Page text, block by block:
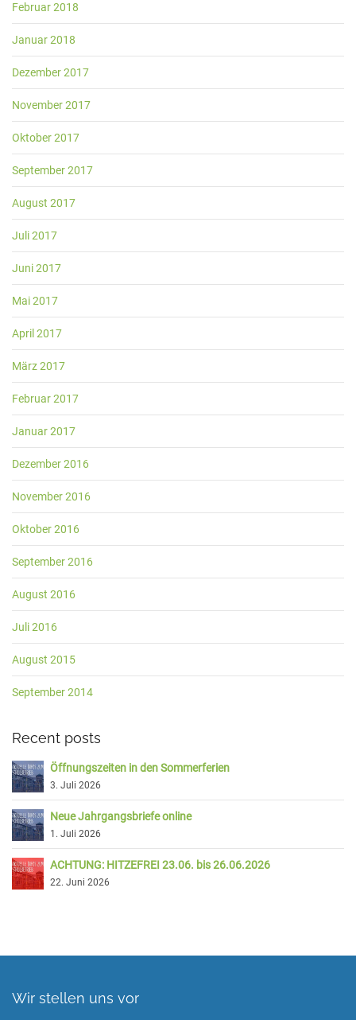
Februar 2018
Januar 2018
Dezember 2017
November 2017
Oktober 2017
September 2017
August 2017
Juli 2017
Juni 2017
Mai 2017
April 2017
März 2017
Februar 2017
Januar 2017
Dezember 2016
November 2016
Oktober 2016
September 2016
August 2016
Juli 2016
August 2015
September 2014
Recent posts
Öffnungszeiten in den Sommerferien
3. Juli 2026
Neue Jahrgangsbriefe online
1. Juli 2026
ACHTUNG: HITZEFREI 23.06. bis 26.06.2026
22. Juni 2026
Wir stellen uns vor